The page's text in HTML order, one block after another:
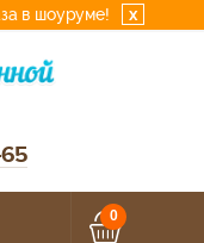
в шоуруме! x
0